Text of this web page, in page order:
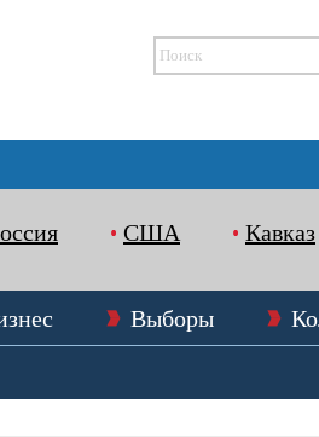
США Кавказ
Выборы